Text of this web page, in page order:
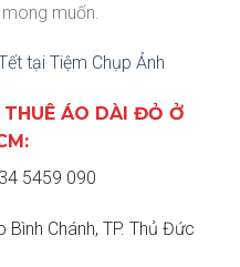
muốn.
tại Tiệm Chụp Ảnh
ÁO DÀI ĐỎ Ở
5459 090
Chánh, TP. Thủ Đức